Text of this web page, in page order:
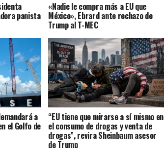
panista
«Nadie le compra más a EU que
México», Ebrard ante rechazo de
Trump al T-MEC
a
el Golfo de
“EU tiene que mirarse a sí mismo en
el consumo de drogas y venta de
drogas”, revira Sheinbaum asesor
de Trump